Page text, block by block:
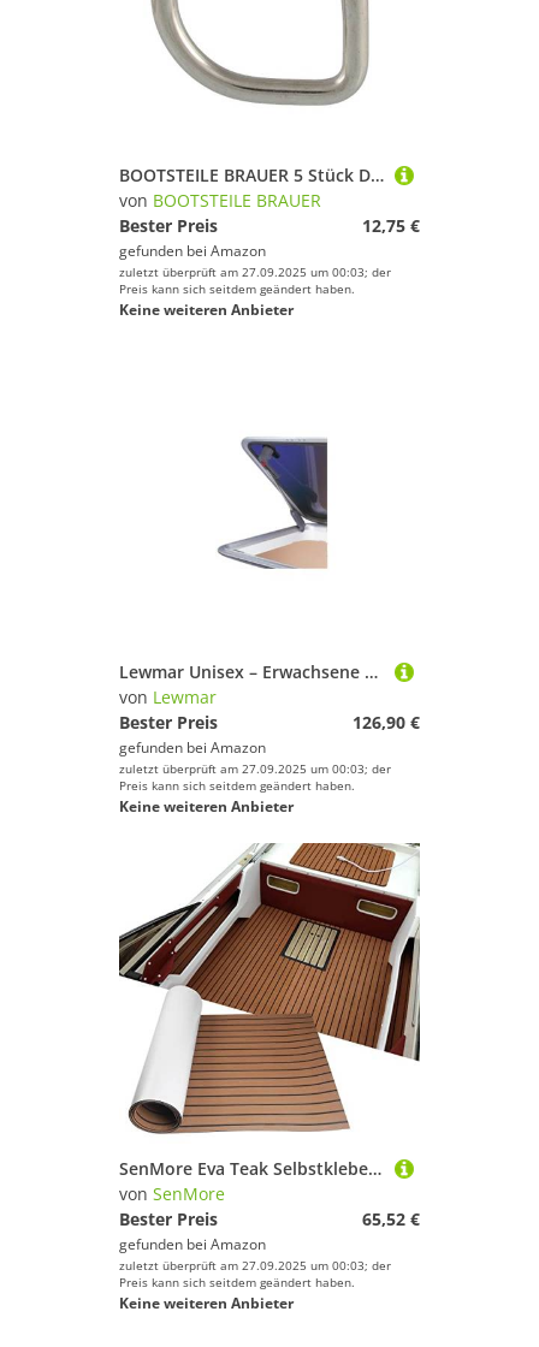
BOOTSTEILE BRAUER 5 Stück D-Ring geschweißt, poliert D= 6 x 50 mm - Edelstahl A4
von BOOTSTEILE BRAUER
Bester Preis
12,75 €
gefunden bei Amazon
zuletzt überprüft am 27.09.2025 um 00:03; der
Preis kann sich seitdem geändert haben.
Keine weiteren Anbieter
Lewmar Unisex – Erwachsene Retro Fit Stay Arm Kit #360918999, Multi
von Lewmar
Bester Preis
126,90 €
gefunden bei Amazon
zuletzt überprüft am 27.09.2025 um 00:03; der
Preis kann sich seitdem geändert haben.
Keine weiteren Anbieter
SenMore Eva Teak Selbstklebender Schaumboot Yachtboden rutschfeste Matte Marine Deckbeschläge für Boote Yacht Marine Teppich mit Selbstklebender Rückseite,240x90cm
von SenMore
Bester Preis
65,52 €
gefunden bei Amazon
zuletzt überprüft am 27.09.2025 um 00:03; der
Preis kann sich seitdem geändert haben.
Keine weiteren Anbieter